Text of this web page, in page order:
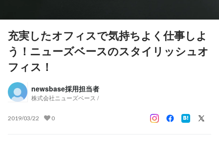
充実したオフィスで気持ちよく仕事しよ
う！ニューズベースのスタイリッシュオ
フィス！
newsbase採用担当者
株式会社ニューズベース /
2019/03/22 0